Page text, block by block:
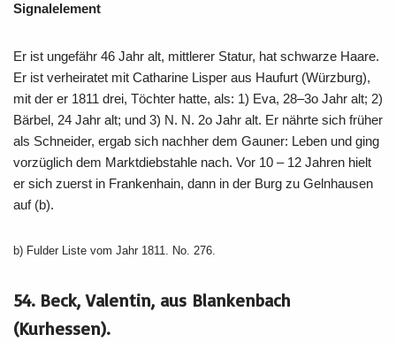
Signalelement
Er ist ungefähr 46 Jahr alt, mittlerer Statur, hat schwarze Haare.
Er ist verheiratet mit Catharine Lisper aus Haufurt (Würzburg),
mit der er 1811 drei, Töchter hatte, als: 1) Eva, 28–3o Jahr alt; 2)
Bärbel, 24 Jahr alt; und 3) N. N. 2o Jahr alt. Er nährte sich früher
als Schneider, ergab sich nachher dem Gauner: Leben und ging
vorzüglich dem Marktdiebstahle nach. Vor 10 – 12 Jahren hielt
er sich zuerst in Frankenhain, dann in der Burg zu Gelnhausen
auf (b).
b) Fulder Liste vom Jahr 1811. No. 276.
54. Beck, Valentin, aus Blankenbach
(Kurhessen).